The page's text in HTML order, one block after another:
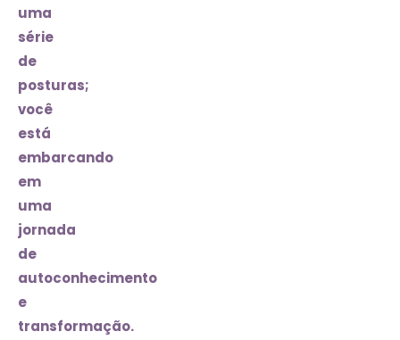
uma
série
de
posturas;
você
está
embarcando
em
uma
jornada
de
autoconhecimento
e
transformação.